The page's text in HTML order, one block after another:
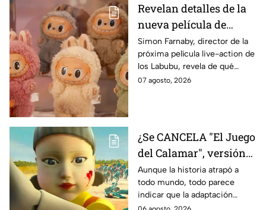
Revelan detalles de la
nueva película de
Labubu: de qué tratará
y cuándo se estrena
Simon Farnaby, director de la
próxima película live-action de
los Labubu, revela de qué
tratará la cinta. Aquí te
07 agosto, 2026
¿Se CANCELA "El Juego
del Calamar", versión
Estados Unidos? Esto
es lo que se sabe al
momento
Aunque la historia atrapó a
todo mundo, todo parece
indicar que la adaptación
podría ser cancelada: